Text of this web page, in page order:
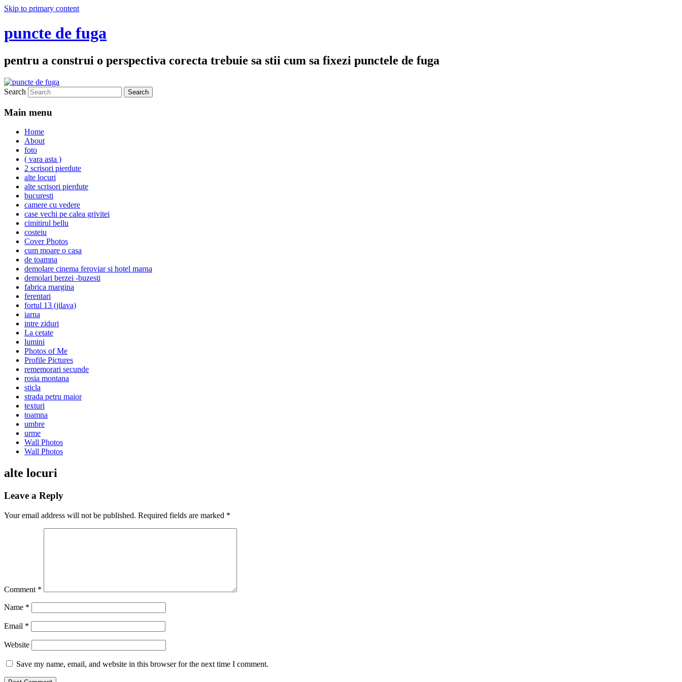
Skip to primary content
puncte de fuga
pentru a construi o perspectiva corecta trebuie sa stii cum sa fixezi punctele de fuga
Search
Main menu
Home
About
foto
( vara asta )
2 scrisori pierdute
alte locuri
alte scrisori pierdute
bucuresti
camere cu vedere
case vechi pe calea grivitei
cimitirul bellu
costeiu
Cover Photos
cum moare o casa
de toamna
demolare cinema feroviar si hotel marna
demolari berzei -buzesti
fabrica margina
ferentari
fortul 13 (jilava)
iarna
intre ziduri
La cetate
lumini
Photos of Me
Profile Pictures
rememorari secunde
rosia montana
sticla
strada petru maior
texturi
toamna
umbre
urme
Wall Photos
Wall Photos
alte locuri
Leave a Reply
Your email address will not be published. Required fields are marked *
Comment *
Name *
Email *
Website
Save my name, email, and website in this browser for the next time I comment.